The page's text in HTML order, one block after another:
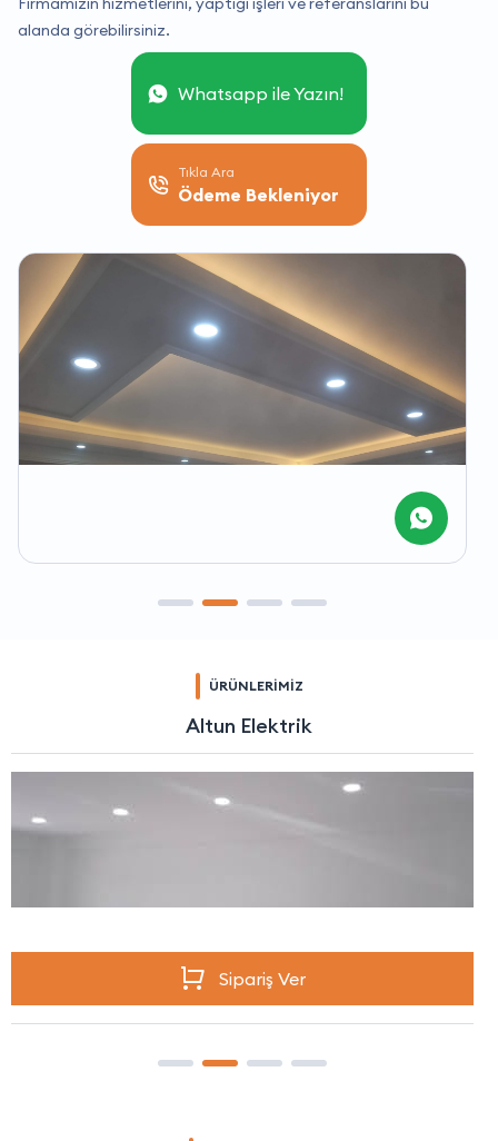
alanda görebilirsiniz.
Whatsapp ile Yazın!
Tıkla Ara
Ödeme Bekleniyor
ÜRÜNLERİMİZ
Altun Elektrik
Sipariş Ver